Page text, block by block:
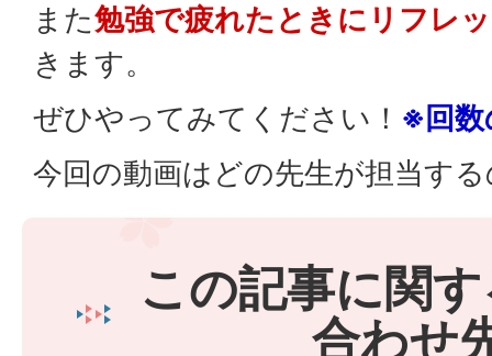
また勉強で疲れたときにリフレ
きます。
ぜひやってみてください！ ※回数
今回の動画はどの先生が担当す
この記事に関
合わせ